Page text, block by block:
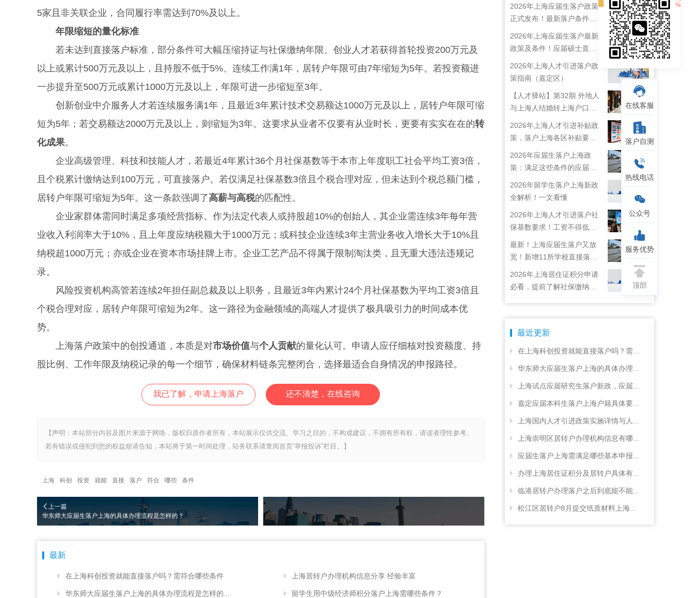
5家且非关联企业，合同履行率需达到70%及以上。
年限缩短的量化标准
若未达到直接落户标准，部分条件可大幅压缩持证与社保缴纳年限。创业人才若获得首轮投资200万元及
以上或累计500万元及以上，且持股不低于5%、连续工作满1年，居转户年限可由7年缩短为5年。若投资额进
一步提升至500万元或累计1000万元及以上，年限可进一步缩短至3年。
创新创业中介服务人才若连续服务满1年，且最近3年累计技术交易额达1000万元及以上，居转户年限可缩
短为5年；若交易额达2000万元及以上，则缩短为3年。这要求从业者不仅要有从业时长，更要有实实在在的转
化成果。
企业高级管理、科技和技能人才，若最近4年累计36个月社保基数等于本市上年度职工社会平均工资3倍，
且个税累计缴纳达到100万元，可直接落户。若仅满足社保基数3倍且个税合理对应，但未达到个税总额门槛，
居转户年限可缩短为5年。这一条款强调了高薪与高税的匹配性。
企业家群体需同时满足多项经营指标。作为法定代表人或持股超10%的创始人，其企业需连续3年每年营
业收入利润率大于10%，且上年度应纳税额大于1000万元；或科技企业连续3年主营业务收入增长大于10%且
纳税超1000万元；亦或企业在资本市场挂牌上市。企业工艺产品不得属于限制淘汰类，且无重大违法违规记
录。
风险投资机构高管若连续2年担任副总裁及以上职务，且最近3年内累计24个月社保基数为平均工资3倍且
个税合理对应，居转户年限可缩短为2年。这一路径为金融领域的高端人才提供了极具吸引力的时间成本优
势。
上海落户政策中的创投通道，本质是对市场价值与个人贡献的量化认可。申请人应仔细核对投资额度、持
股比例、工作年限及纳税记录的每一个细节，确保材料链条完整闭合，选择最适合自身情况的申报路径。
我已了解，申请上海落户 还不清楚，在线咨询
【声明：本站部分内容及图片来源于网络，版权归原作者所有，本站展示仅供交流、学习之目的，不构成建议，不拥有所有权，请读者理性参考。
若有错误或侵犯到您的权益烦请告知，本站将于第一时间处理，站务联系请查阅首页“举报投诉”栏目。】
上海 科创 投资 就能 直接 落户 符合 哪些 条件
上一篇
华东师大应届生落户上海的具体办理流程是怎样的？
最新
在上海科创投资就能直接落户吗？需符合哪些条件
华东师大应届生落户上海的具体办理流程是怎样的...
上海居转户办理机构信息分享 经验丰富
留学生用中级经济师积分落户上海需哪些条件？
2026年上海应届生落户政策
正式发布！最新落户条件及
流程解析！
2026年上海应届生落户最新
政策及条件！应届硕士直接
落户上海！
2026年上海人才引进落户政
策指南（嘉定区）
【人才驿站】第32期 外地人
与上海人结婚转上海户口攻
略来啦！
2026年上海人才引进补贴政
策，落户上海各区补贴要求
2026年应届生落户上海政
策：满足这些条件的应届生
就能落户上海啦！
2026年留学生落户上海新政
全解析！一文看懂
2026年上海人才引进落户社
保基数要求！工资不得低于
22792元！
最新！上海应届生落户又放
宽！新增11所学校直接落
2026年上海居住证积分申请
必看，提前了解社保缴纳要
最近更新
在上海科创投资就能直接落户吗？需...
华东师大应届生落户上海的具体办理...
上海试点应届研究生落户新政，应届...
嘉定应届本科生落户上海户籍具体要...
上海国内人才引进政策实施详情与人...
上海崇明区居转户办理机构信息有哪...
应届生落户上海需满足哪些基本申报...
办理上海居住证积分及居转户具体有...
临港居转户办理落户之后到底能不能...
松江区居转户8月提交纸质材料上海...
在线客服
落户自测
热线电话
公众号
服务优势
顶部